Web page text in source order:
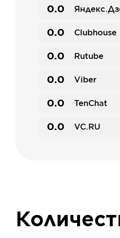
0.0
0.0 Clubhouse
0.0 Rutube
0.0 Viber
0.0 TenChat
0.0 VC.RU